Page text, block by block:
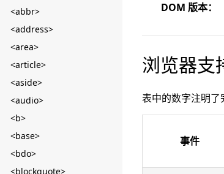
<abbr>
<address>
<area>
<article>
<aside>
<audio>
<b>
<base>
<bdo>
<blockquote>
DOM 版本：
浏览器支
表中的数字注明了
事件